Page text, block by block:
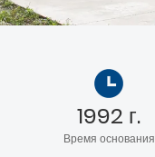
1992 г.
Время основания